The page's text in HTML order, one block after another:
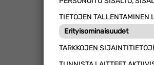
TIETOJEN TALLENTAMINEN
Erityisominaisuudet
TARKKOJEN